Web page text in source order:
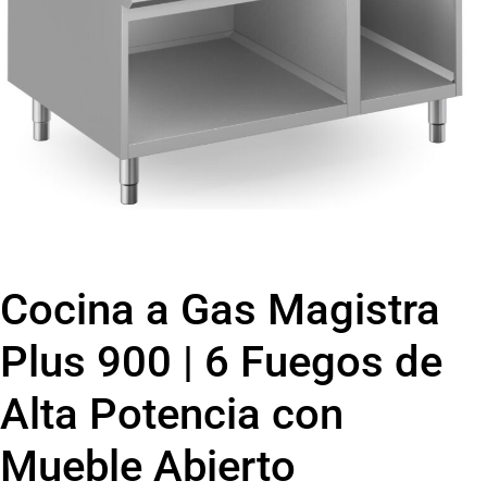
Cocina a Gas Magistra
Plus 900 | 6 Fuegos de
Alta Potencia con
Mueble Abierto